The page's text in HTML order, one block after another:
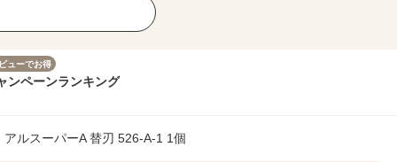
ューでお得
ンペーンランキング
ルスーパーA 替刃 526-A-1 1個